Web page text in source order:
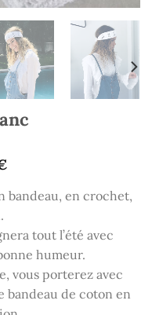
bandeau, en crochet,
tout l’été avec
humeur.
vous porterez avec
de coton en